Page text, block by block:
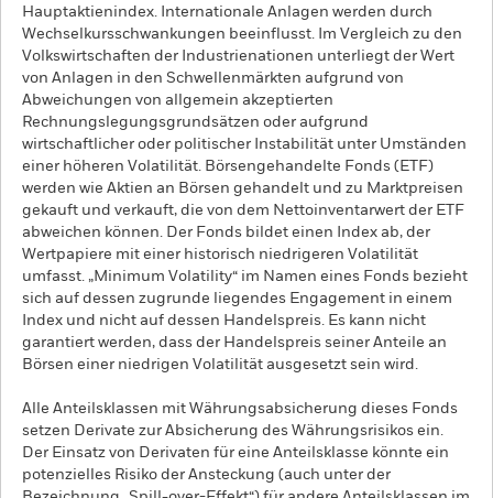
Hauptaktienindex. Internationale Anlagen werden durch
Wechselkursschwankungen beeinflusst. Im Vergleich zu den
Volkswirtschaften der Industrienationen unterliegt der Wert
von Anlagen in den Schwellenmärkten aufgrund von
Abweichungen von allgemein akzeptierten
Rechnungslegungsgrundsätzen oder aufgrund
wirtschaftlicher oder politischer Instabilität unter Umständen
einer höheren Volatilität. Börsengehandelte Fonds (ETF)
werden wie Aktien an Börsen gehandelt und zu Marktpreisen
gekauft und verkauft, die von dem Nettoinventarwert der ETF
abweichen können. Der Fonds bildet einen Index ab, der
Wertpapiere mit einer historisch niedrigeren Volatilität
umfasst. „Minimum Volatility“ im Namen eines Fonds bezieht
sich auf dessen zugrunde liegendes Engagement in einem
Index und nicht auf dessen Handelspreis. Es kann nicht
garantiert werden, dass der Handelspreis seiner Anteile an
Börsen einer niedrigen Volatilität ausgesetzt sein wird.
Alle Anteilsklassen mit Währungsabsicherung dieses Fonds
setzen Derivate zur Absicherung des Währungsrisikos ein.
Der Einsatz von Derivaten für eine Anteilsklasse könnte ein
potenzielles Risiko der Ansteckung (auch unter der